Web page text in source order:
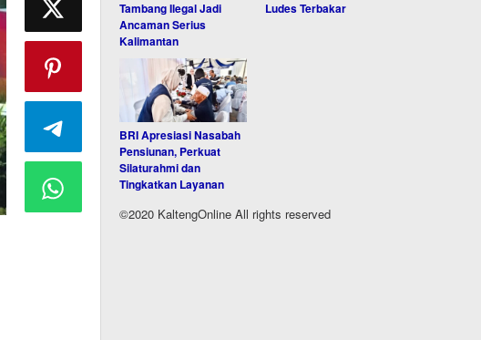
Tambang Ilegal Jadi
Ancaman Serius
Kalimantan
Ludes Terbakar
BRI Apresiasi Nasabah
Pensiunan, Perkuat
Silaturahmi dan
Tingkatkan Layanan
©2020 KaltengOnline All rights reserved